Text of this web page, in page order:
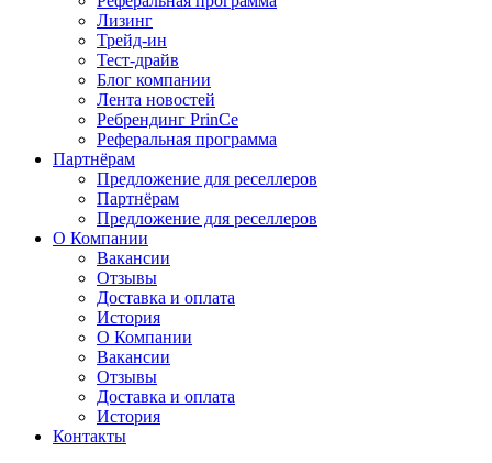
Лизинг
Трейд-ин
Тест-драйв
Блог компании
Лента новостей
Ребрендинг PrinCe
Реферальная программа
Партнёрам
Предложение для реселлеров
Партнёрам
Предложение для реселлеров
О Компании
Вакансии
Отзывы
Доставка и оплата
История
О Компании
Вакансии
Отзывы
Доставка и оплата
История
Контакты